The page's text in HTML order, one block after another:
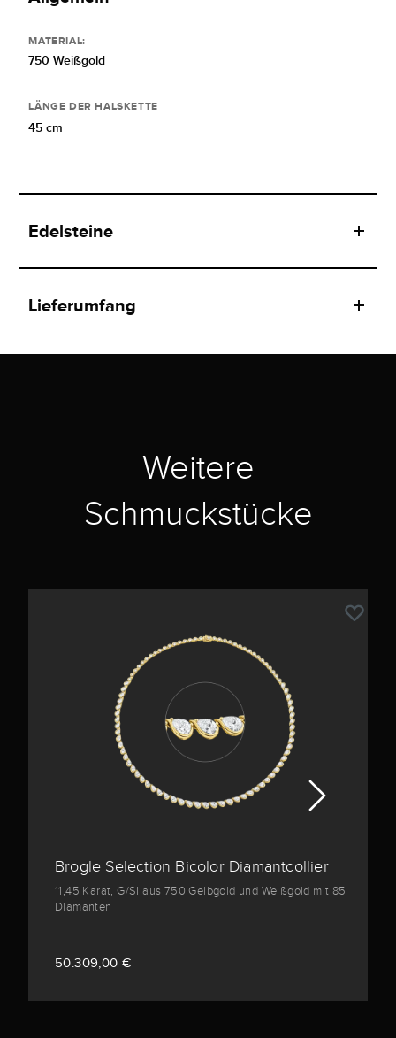
MATERIAL:
750 Weißgold
LÄNGE DER HALSKETTE
45 cm
Edelsteine
Lieferumfang
Weitere
Schmuckstücke
Brogle Selection Bicolor Diamantcollier
11,45 Karat, G/SI aus 750 Gelbgold und Weißgold mit 85
Diamanten
50.309,00 €